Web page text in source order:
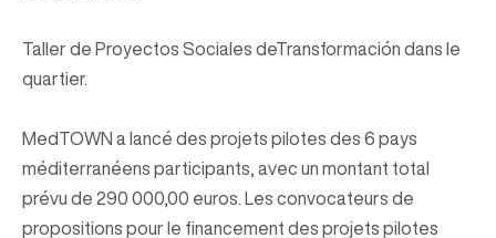
Taller de Proyectos Sociales deTransformación dans le
quartier.
MedTOWN a lancé des projets pilotes des 6 pays
méditerranéens participants, avec un montant total
prévu de 290 000,00 euros. Les convocateurs de
propositions pour le financement des projets pilotes